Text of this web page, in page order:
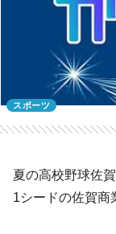
スポーツ
夏の高校野球佐
1シードの佐賀商